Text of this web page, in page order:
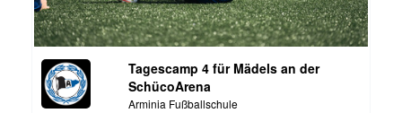
Tagescamp 4 für Mädels an der
SchücoArena
Arminia Fußballschule